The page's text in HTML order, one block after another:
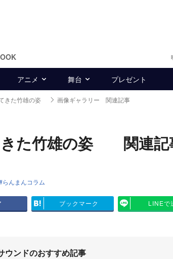
アニメ 舞台 プレゼント
きた竹雄の姿 画像ギャラリー 関連記事
きた竹雄の姿 関連記
らんまんコラム
ブックマーク LINEで
ウンドのおすすめ記事